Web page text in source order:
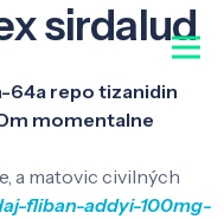
sirdalud
64a repo tizanidin
momentalne
a matovic civilných
fliban-addyi-100mg-